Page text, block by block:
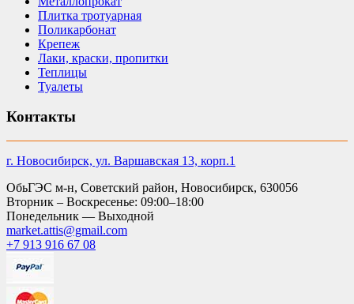
Плитка тротуарная
Поликарбонат
Крепеж
Лаки, краски, пропитки
Теплицы
Туалеты
Контакты
г. Новосибирск, ул. Варшавская 13, корп.1
ОбьГЭС м-н, Советский район, Новосибирск, 630056
Вторник – Воскресенье: 09:00–18:00
Понедельник — Выходной
market.attis@gmail.com
+7 913 916 67 08